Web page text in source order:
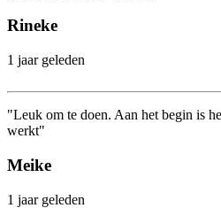
Rineke
1 jaar geleden
"Leuk om te doen. Aan het begin is
werkt"
Meike
1 jaar geleden